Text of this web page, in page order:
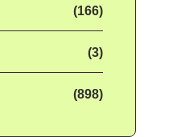
(166)
(3)
(898)